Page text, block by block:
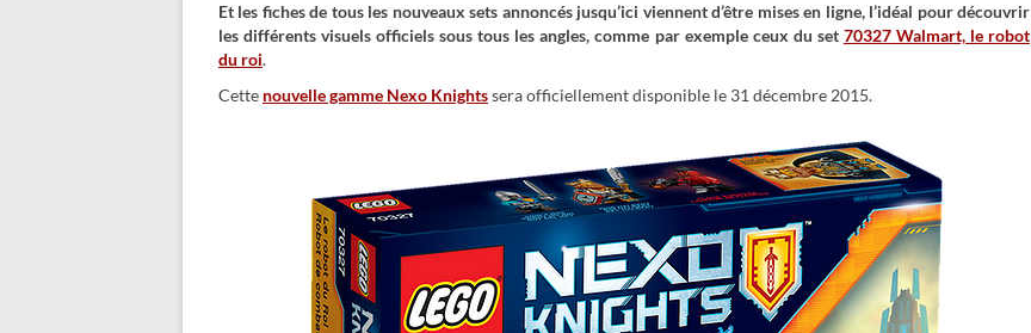
Et les fiches de tous les nouveaux sets annoncés jusqu’ici viennent d’être mises en ligne, l’idéal pour découvrir
les différents visuels officiels sous tous les angles, comme par exemple ceux du set 70327 Walmart, le robot
du roi.
Cette nouvelle gamme Nexo Knightssera officiellement disponible le 31 décembre 2015.